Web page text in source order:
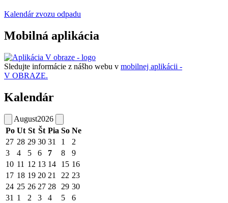
Kalendár zvozu odpadu
Mobilná aplikácia
Sledujte informácie z nášho webu v mobilnej aplikácii -
V OBRAZE.
Kalendár
August2026
Po Ut St Št Pia So Ne
27 28 29 30 31 1
2
3
4 5 6 7 8
9
10 11 12 13 14 15 16
17 18 19 20 21 22 23
24 25 26 27 28 29 30
31 1 2 3 4 5 6